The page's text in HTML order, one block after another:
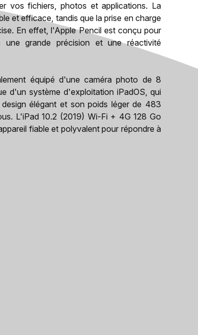
vos fichiers, photos et applications. La
et efficace, tandis que la prise en charge
En effet, l'Apple Pencil est conçu pour
grande précision et une réactivité
équipé d'une caméra photo de 8
d'un système d'exploitation iPadOS, qui
élégant et son poids léger de 483
L'iPad 10.2 (2019) Wi-Fi + 4G 128 Go
fiable et polyvalent pour répondre à